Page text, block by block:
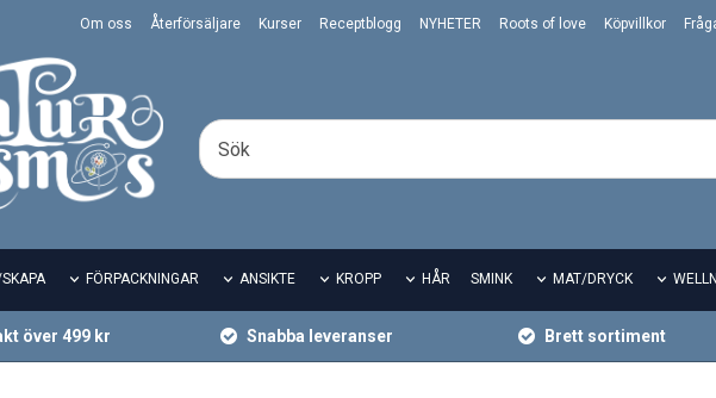
Om oss Återförsäljare Kurser Receptblogg NYHETER Roots of love Köpvillkor
FÖRPACKNINGAR ANSIKTE KROPP HÅR SMINK MAT/DRYCK
över 499 kr Snabba leveranser Brett sortiment